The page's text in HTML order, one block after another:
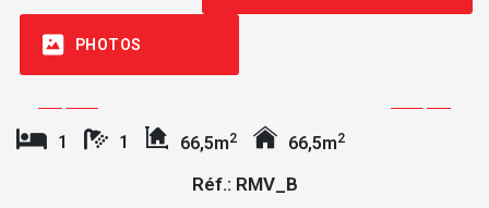
PHOTOS
1 1 66,5m2 66,5m2
Réf.: RMV_B